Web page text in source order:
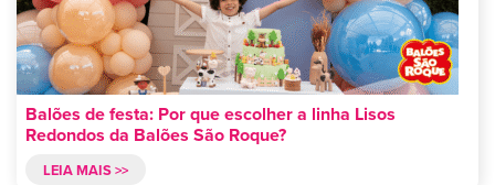
Balões de festa: Por que escolher a linha Lisos
Redondos da Balões São Roque?
LEIA MAIS >>